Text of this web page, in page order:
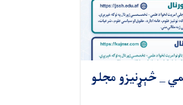
_ څېړنیزو مجلو